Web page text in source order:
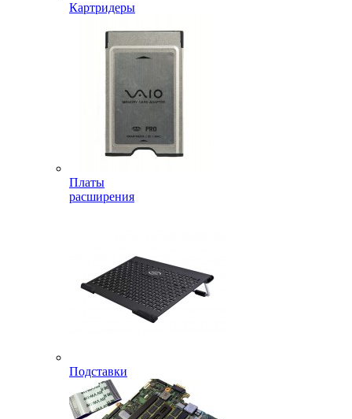
Картридеры
Платы
расширения
Подставки